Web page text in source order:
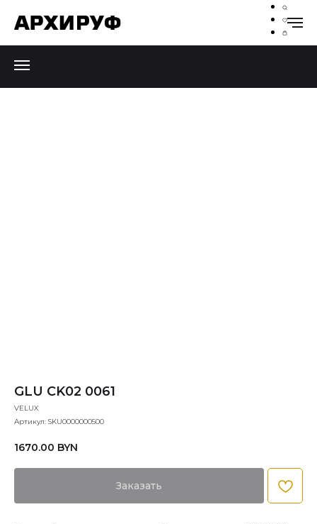
GLU CK02 0061
VELUX
Артикул: SKU0000000500
1670.00 BYN
Заказать